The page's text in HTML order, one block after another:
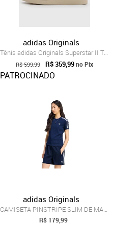
adidas Originals
Tênis adidas Originals Superstar II Text...
R$ 599,99 R$ 359,99no Pix
PATROCINADO
adidas Originals
CAMISETA PINSTRIPE SLIM DE MANGA CURTA a...
R$ 179,99